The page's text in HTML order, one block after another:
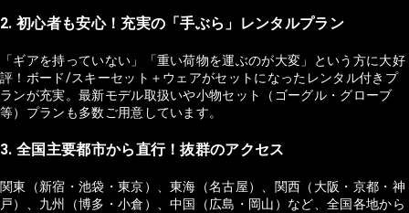
2. 初心者も安心！充実の「手ぶら」レンタルプラン
「ギアを持っていない」「重い荷物を運ぶのが大変」という方に大好
評！ボード/スキーセット＋ウェアがセットになったレンタル付きプ
ランが充実。最新モデル取扱いや小物セット（ゴーグル・グローブ
等）プランも多数ご用意しています。
3. 全国主要都市から直行！抜群のアクセス
関東（新宿・池袋・東京）、東海（名古屋）、関西（大阪・京都・神
戸）、九州（博多・小倉）、中国（広島・岡山）など、全国各地から